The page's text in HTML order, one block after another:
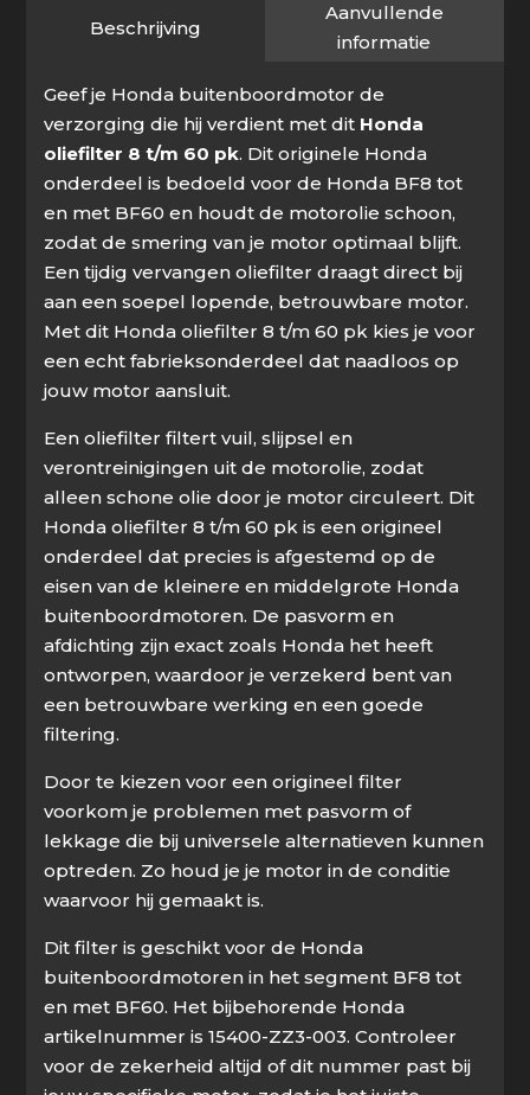
Beschrijving
Aanvullende
informatie
Geef je Honda buitenboordmotor de
verzorging die hij verdient met dit Honda
oliefilter 8 t/m 60 pk. Dit originele Honda
onderdeel is bedoeld voor de Honda BF8 tot
en met BF60 en houdt de motorolie schoon,
zodat de smering van je motor optimaal blijft.
Een tijdig vervangen oliefilter draagt direct bij
aan een soepel lopende, betrouwbare motor.
Met dit Honda oliefilter 8 t/m 60 pk kies je voor
een echt fabrieksonderdeel dat naadloos op
jouw motor aansluit.
Een oliefilter filtert vuil, slijpsel en
verontreinigingen uit de motorolie, zodat
alleen schone olie door je motor circuleert. Dit
Honda oliefilter 8 t/m 60 pk is een origineel
onderdeel dat precies is afgestemd op de
eisen van de kleinere en middelgrote Honda
buitenboordmotoren. De pasvorm en
afdichting zijn exact zoals Honda het heeft
ontworpen, waardoor je verzekerd bent van
een betrouwbare werking en een goede
filtering.
Door te kiezen voor een origineel filter
voorkom je problemen met pasvorm of
lekkage die bij universele alternatieven kunnen
optreden. Zo houd je je motor in de conditie
waarvoor hij gemaakt is.
Dit filter is geschikt voor de Honda
buitenboordmotoren in het segment BF8 tot
en met BF60. Het bijbehorende Honda
artikelnummer is 15400-ZZ3-003. Controleer
voor de zekerheid altijd of dit nummer past bij